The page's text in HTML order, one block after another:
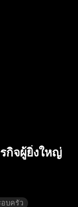
กิจผู้ยิ่งใหญ่
บครัว